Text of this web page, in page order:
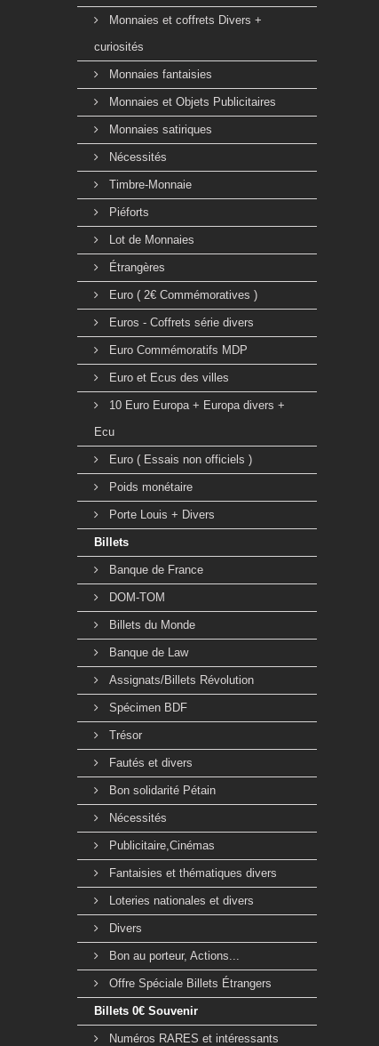
Monnaies et coffrets Divers +
curiosités
Monnaies fantaisies
Monnaies et Objets Publicitaires
Monnaies satiriques
Nécessités
Timbre-Monnaie
Piéforts
Lot de Monnaies
Étrangères
Euro ( 2€ Commémoratives )
Euros - Coffrets série divers
Euro Commémoratifs MDP
Euro et Ecus des villes
10 Euro Europa + Europa divers +
Ecu
Euro ( Essais non officiels )
Poids monétaire
Porte Louis + Divers
Billets
Banque de France
DOM-TOM
Billets du Monde
Banque de Law
Assignats/Billets Révolution
Spécimen BDF
Trésor
Fautés et divers
Bon solidarité Pétain
Nécessités
Publicitaire,Cinémas
Fantaisies et thématiques divers
Loteries nationales et divers
Divers
Bon au porteur, Actions...
Offre Spéciale Billets Étrangers
Billets 0€ Souvenir
Numéros RARES et intéressants